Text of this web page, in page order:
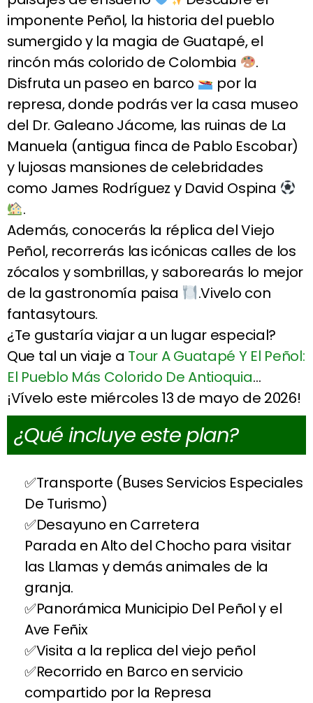
imponente Peñol, la historia del pueblo
sumergido y la magia de Guatapé, el
rincón más colorido de Colombia
.
Disfruta un paseo en barco
por la
represa, donde podrás ver la casa museo
del Dr. Galeano Jácome, las ruinas de La
Manuela (antigua finca de Pablo Escobar)
y lujosas mansiones de celebridades
como James Rodríguez y David Ospina
.
Además, conocerás la réplica del Viejo
Peñol, recorrerás las icónicas calles de los
zócalos y sombrillas, y saborearás lo mejor
de la gastronomía paisa
.Vivelo con
fantasytours.
¿Te gustaría viajar a un lugar especial?
Que tal un viaje a Tour A Guatapé Y El Peñol:
El Pueblo Más Colorido De Antioquia…
¡Vívelo este miércoles 13 de mayo de 2026!
¿Qué incluye este plan?
Transporte (Buses Servicios Especiales
De Turismo)
Desayuno en Carretera
Parada en Alto del Chocho para visitar
las Llamas y demás animales de la
granja.
Panorámica Municipio Del Peñol y el
Ave Feñix
Visita a la replica del viejo peñol
Recorrido en Barco en servicio
compartido por la Represa